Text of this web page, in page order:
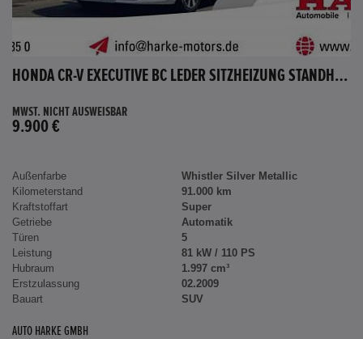
HONDA CR-V EXECUTIVE BC LEDER SITZHEIZUNG STANDHEIZUNG AHK
MWST. NICHT AUSWEISBAR
9.900 €
Außenfarbe
Whistler Silver Metallic
Kilometerstand
91.000 km
Kraftstoffart
Super
Getriebe
Automatik
Türen
5
Leistung
81 kW / 110 PS
Hubraum
1.997 cm³
Erstzulassung
02.2009
Bauart
SUV
AUTO HARKE GMBH